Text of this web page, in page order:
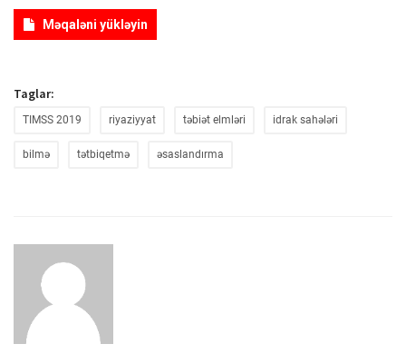
Məqaləni yükləyin
Taglar:
TIMSS 2019 riyaziyyat təbiət elmləri idrak sahələri
bilmə tətbiqetmə əsaslandırma